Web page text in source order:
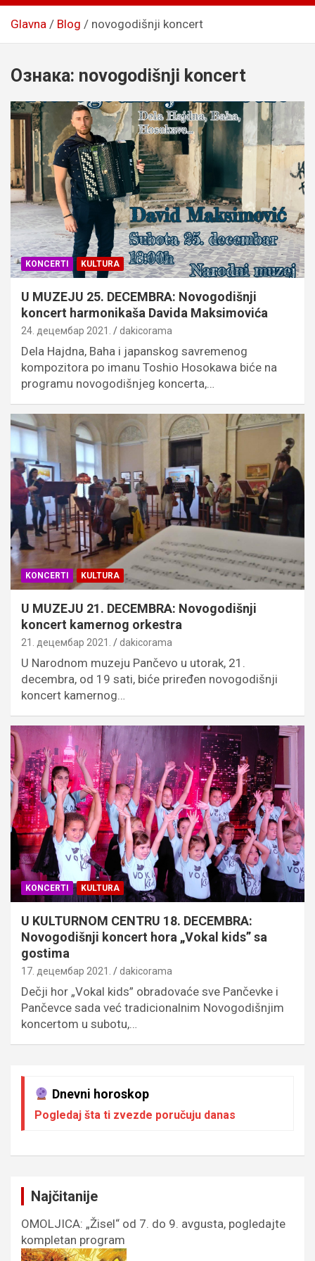
Glavna Blog novogodišnji koncert
Ознака: novogodišnji koncert
KONCERTI KULTURA
U MUZEJU 25. DECEMBRA: Novogodišnji
koncert harmonikaša Davida Maksimovića
24. децембар 2021. dakicorama
Dela Hajdna, Baha i japanskog savremenog
kompozitora po imanu Toshio Hosokawa biće na
programu novogodišnjeg koncerta,…
KONCERTI KULTURA
U MUZEJU 21. DECEMBRA: Novogodišnji
koncert kamernog orkestra
21. децембар 2021. dakicorama
U Narodnom muzeju Pančevo u utorak, 21.
decembra, od 19 sati, biće priređen novogodišnji
koncert kamernog…
KONCERTI KULTURA
U KULTURNOM CENTRU 18. DECEMBRA:
Novogodišnji koncert hora „Vokal kids” sa
gostima
17. децембар 2021. dakicorama
Dečji hor „Vokal kids” obradovaće sve Pančevke i
Pančevce sada već tradicionalnim Novogodišnjim
koncertom u subotu,…
Dnevni horoskop
Pogledaj šta ti zvezde poručuju danas
Najčitanije
OMOLJICA: „Žisel“ od 7. do 9. avgusta, pogledajte
kompletan program